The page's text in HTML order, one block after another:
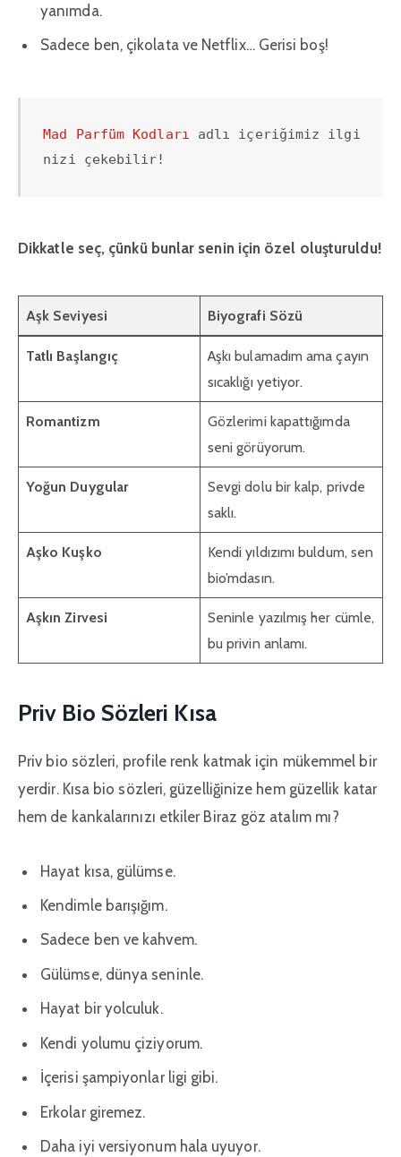
yanımda.
Sadece ben, çikolata ve Netflix… Gerisi boş!
Mad Parfüm Kodları
adlı içeriğimiz ilgi
nizi çekebilir!
Dikkatle seç, çünkü bunlar senin için özel oluşturuldu!
Aşk Seviyesi Biyografi Sözü
Tatlı Başlangıç
Aşkı bulamadım ama çayın
sıcaklığı yetiyor.
Romantizm
Gözlerimi kapattığımda
seni görüyorum.
Yoğun Duygular
Sevgi dolu bir kalp, privde
saklı.
Aşko Kuşko
Kendi yıldızımı buldum, sen
bio’mdasın.
Aşkın Zirvesi
Seninle yazılmış her cümle,
bu privin anlamı.
Priv Bio Sözleri Kısa
Priv bio sözleri, profile renk katmak için mükemmel bir
yerdir. Kısa bio sözleri, güzelliğinize hem güzellik katar
hem de kankalarınızı etkiler Biraz göz atalım mı?
Hayat kısa, gülümse.
Kendimle barışığım.
Sadece ben ve kahvem.
Gülümse, dünya seninle.
Hayat bir yolculuk.
Kendi yolumu çiziyorum.
İçerisi şampiyonlar ligi gibi.
Erkolar giremez.
Daha iyi versiyonum hala uyuyor.